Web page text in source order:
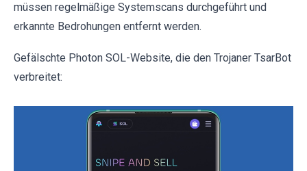
müssen regelmäßige Systemscans durchgeführt und
erkannte Bedrohungen entfernt werden.
Gefälschte Photon SOL-Website, die den Trojaner TsarBot
verbreitet: